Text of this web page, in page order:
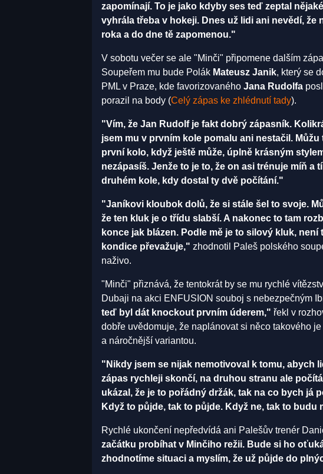
zapomínají. To je jako kdyby ses teď zeptal
vyhrála třeba v hokeji. Dnes už lidi ani nevědí,
roka a do dne tě zapomenou."
V sobotu večer se ale "Minči" připomene dalším
Soupeřem mu bude Polák Mateusz Janik, který se
PML v Praze, kde favorizovaného Jana Rudolfa
porazil na body (Celý zápas ke zhlédnutí tady).
"Vím, že Jan Rudolf je fakt dobrý zápasník.
jsem mu v prvním kole pomalu ani nestačil.
první kolo, když ještě může, úplně krásným
nezápasíš. Jenže to je to, že on asi trénuje míň a
druhém kole, kdy dostal ty dvě počítání."
"Janíkovi kloubok dolů, že si stále šel to svoje.
že ten kluk je o třídu slabší. A nakonec to tam
konce jak blázen. Podle mě je to silový kluk,
kondice převažuje," zhodnotil Paleš polského
naživo.
"Minči" přiznává, že tentokrát by se mu rychlé
Dubaji na akci ENFUSION souboj s nebezpečným
teď byl dát knockout prvním úderem," řekl v
dobře uvědomuje, že naplánovat si něco takového
a náročnější variantou.
"Nikdy jsem se nijak nemotivoval k tomu, abych
zápas rychleji skončí, na druhou stranu ale
ukázal, že je to pořádný držák, tak na co bych já
Když to půjde, tak to půjde. Když ne, tak to budu
Rychlé ukončení nepředvídá ani Palešův trenér
začátku probíhat v Minčiho režii. Bude si ho
zhodnotíme situaci a myslím, že už půjde do